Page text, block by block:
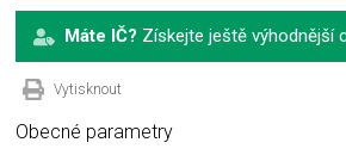
Máte IČ? Získejte ještě výhodnější
Vytisknout
Obecné parametry